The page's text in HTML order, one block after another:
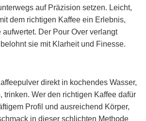
auf Präzision setzen. Leicht,
dem richtigen Kaffee ein Erlebnis,
Der Pour Over verlangt
sie mit Klarheit und Finesse.
direkt in kochendes Wasser,
trinken. Wer den richtigen Kaffee dafür
Profil und ausreichend Körper,
in dieser schlichten Methode